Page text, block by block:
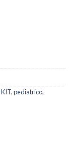
KIT,pediatrico,